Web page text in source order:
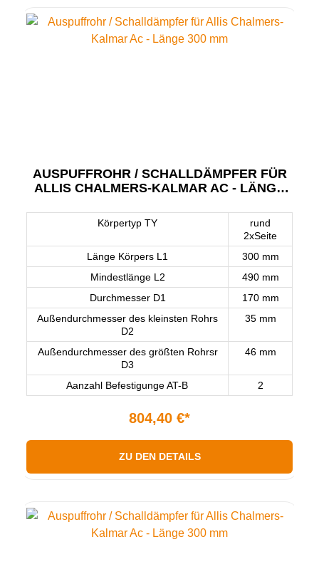
AUSPUFFROHR / SCHALLDÄMPFER FÜR
ALLIS CHALMERS-KALMAR AC - LÄNGE
Körpertyp TY
rund
2xSeite
Länge Körpers L1
300 mm
Mindestlänge L2
490 mm
Durchmesser D1
170 mm
Außendurchmesser des kleinsten Rohrs
D2
35 mm
Außendurchmesser des größten Rohrsr
D3
46 mm
Aanzahl Befestigunge AT-B 2
804,40 €*
ZU DEN DETAILS